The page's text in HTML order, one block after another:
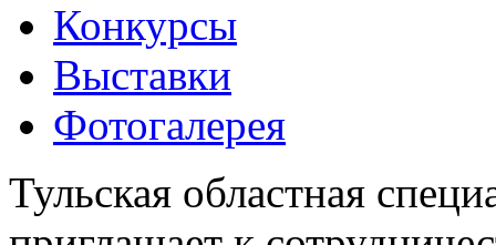
Конкурсы
Выставки
Фотогалерея
Тульская областная